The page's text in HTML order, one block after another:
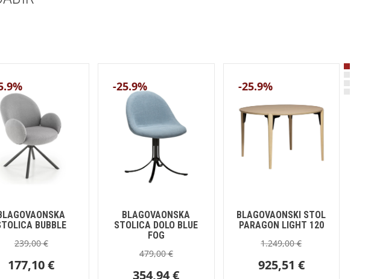
BUBBLE
239,00€
177,10€
-25.9%
BLAGOVAONSKA
STOLICA DOLO BLUE
FOG
479,00€
354,94€
-25.9%
BLAGOVAONSKI STOL
PARAGON LIGHT 120
1.249,00€
925,51 €